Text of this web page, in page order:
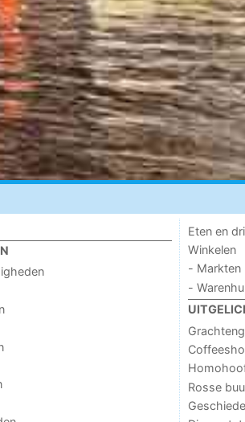
Eten en
Winkelen
- Markten
-
Rosse